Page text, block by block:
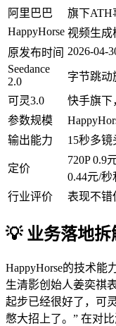
阿里巴巴
旗下ATH
HappyHorse 视频生成
原发布时间 2026-04-
Seedance
2.0
字节跳动
可灵3.0
快手旗下
参数规模
输出能力
15秒多镜
定价
720P 0.9
0.44元/秒
行业评价
表现不错
💡 业务落地拆
HappyHorse的技术能
生清影创始人姜奕祺
起步已经很好了，可
憋大招上了。” 在对